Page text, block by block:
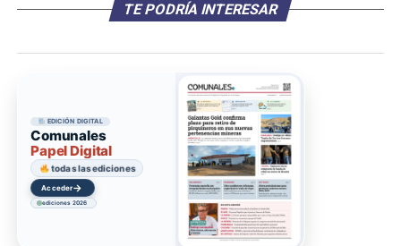
TE PODRÍA INTERESAR
EDICIÓN DIGITAL
Comunales
Papel Digital
todas las ediciones
Acceder→
ediciones 2026